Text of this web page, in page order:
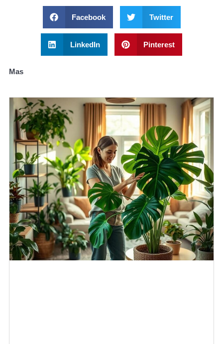
Facebook Twitter
LinkedIn Pinterest
Mas